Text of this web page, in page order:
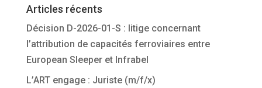
Articles récents
Décision D-2026-01-S : litige concernant
l’attribution de capacités ferroviaires entre
European Sleeper et Infrabel
L’ART engage : Juriste (m/f/x)